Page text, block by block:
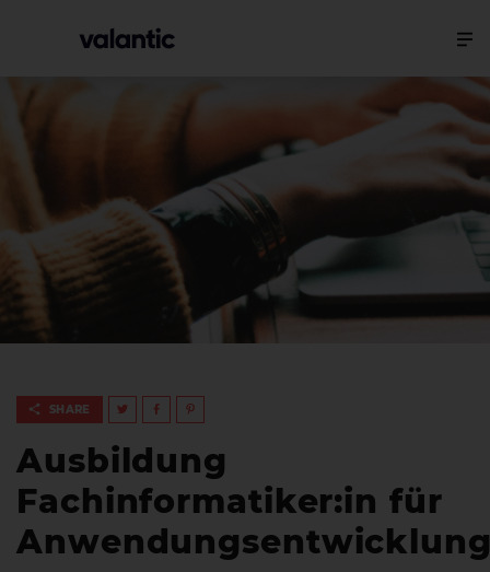
SHARE
Ausbildung
Fachinformatiker:in für